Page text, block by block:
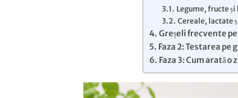
Legume, fructe
Cereale, lactate
Greșeli frecvente
Faza 2: Testarea
Faza 3: Cum arată